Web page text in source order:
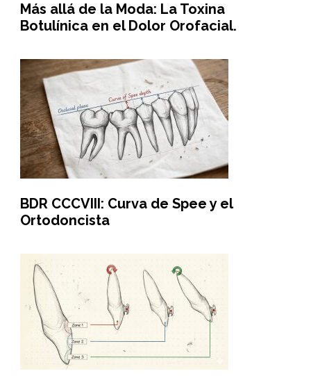
Más allá de la Moda: La Toxina
Botulínica en el Dolor Orofacial.
BDR CCCVIII: Curva de Spee y el
Ortodoncista